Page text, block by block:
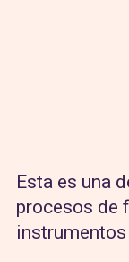
Esta es una
procesos de